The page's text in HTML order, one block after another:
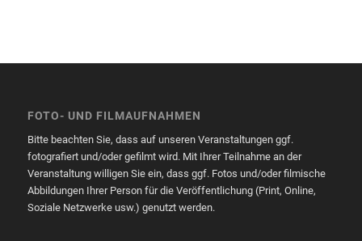
FOTO- UND FILMAUFNAHMEN
Bitte beachten Sie, dass auf unseren Veranstaltungen ggf.
fotografiert und/oder gefilmt wird. Mit Ihrer Teilnahme an der
Veranstaltung willigen Sie ein, dass ggf. Fotos und/oder filmische
Abbildungen Ihrer Person für die Veröffentlichung (Print, Online,
Soziale Netzwerke usw.) genutzt werden.